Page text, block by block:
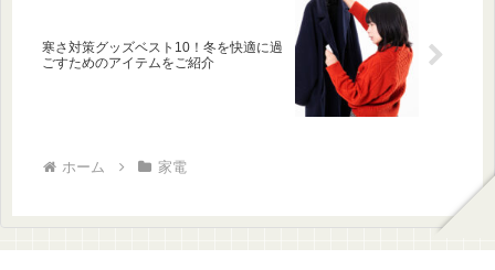
寒さ対策グッズベスト10！冬を快適に過
ごすためのアイテムをご紹介
ホーム 家電